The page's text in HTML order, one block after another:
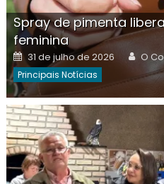
Spray de pimenta
feminina
Posted
on
31 de julho de 2026 O
Principais Notícias